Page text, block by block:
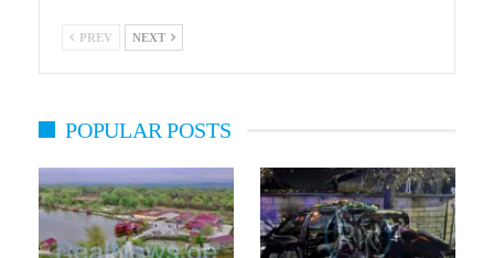
PREV NEXT
POPULAR POSTS